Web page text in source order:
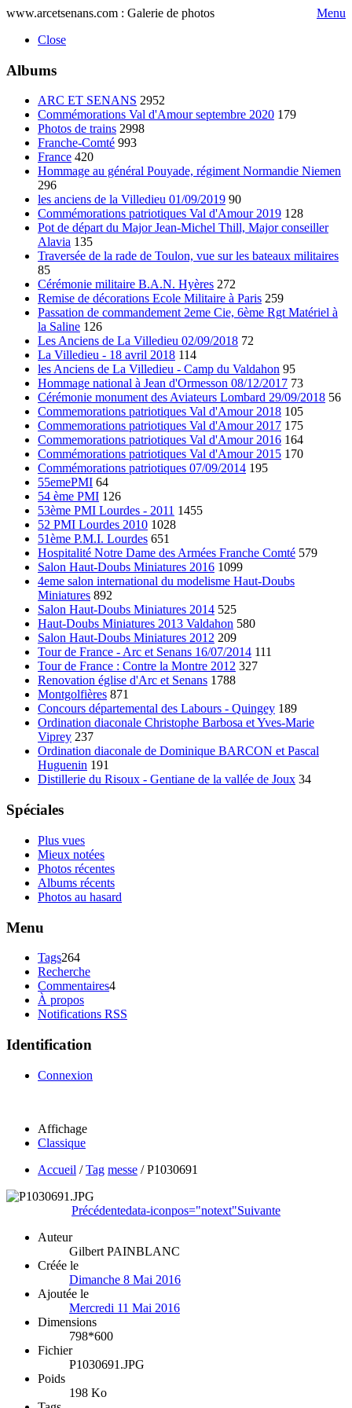
www.arcetsenans.com : Galerie de photos
Menu
Close
Albums
ARC ET SENANS 2952
Commémorations Val d'Amour septembre 2020 179
Photos de trains 2998
Franche-Comté 993
France 420
Hommage au général Pouyade, régiment Normandie Niemen
296
les anciens de la Villedieu 01/09/2019 90
Commémorations patriotiques Val d'Amour 2019 128
Pot de départ du Major Jean-Michel Thill, Major conseiller
Alavia 135
Traversée de la rade de Toulon, vue sur les bateaux militaires
85
Cérémonie militaire B.A.N. Hyères 272
Remise de décorations Ecole Militaire à Paris 259
Passation de commandement 2eme Cie, 6ème Rgt Matériel à
la Saline 126
Les Anciens de La Villedieu 02/09/2018 72
La Villedieu - 18 avril 2018 114
les Anciens de La Villedieu - Camp du Valdahon 95
Hommage national à Jean d'Ormesson 08/12/2017 73
Cérémonie monument des Aviateurs Lombard 29/09/2018 56
Commemorations patriotiques Val d'Amour 2018 105
Commemorations patriotiques Val d'Amour 2017 175
Commemorations patriotiques Val d'Amour 2016 164
Commémorations patriotiques Val d'Amour 2015 170
Commémorations patriotiques 07/09/2014 195
55emePMI 64
54 ème PMI 126
53ème PMI Lourdes - 2011 1455
52 PMI Lourdes 2010 1028
51ème P.M.I. Lourdes 651
Hospitalité Notre Dame des Armées Franche Comté 579
Salon Haut-Doubs Miniatures 2016 1099
4eme salon international du modelisme Haut-Doubs
Miniatures 892
Salon Haut-Doubs Miniatures 2014 525
Haut-Doubs Miniatures 2013 Valdahon 580
Salon Haut-Doubs Miniatures 2012 209
Tour de France - Arc et Senans 16/07/2014 111
Tour de France : Contre la Montre 2012 327
Renovation église d'Arc et Senans 1788
Montgolfières 871
Concours départemental des Labours - Quingey 189
Ordination diaconale Christophe Barbosa et Yves-Marie
Viprey 237
Ordination diaconale de Dominique BARCON et Pascal
Huguenin 191
Distillerie du Risoux - Gentiane de la vallée de Joux 34
Spéciales
Plus vues
Mieux notées
Photos récentes
Albums récents
Photos au hasard
Menu
Tags264
Recherche
Commentaires4
À propos
Notifications RSS
Identification
Connexion
Affichage
Classique
Accueil /Tag messe /P1030691
Précédentedata-iconpos="notext"Suivante
Auteur
Gilbert PAINBLANC
Créée le
Dimanche 8 Mai 2016
Ajoutée le
Mercredi 11 Mai 2016
Dimensions
798*600
Fichier
P1030691.JPG
Poids
198 Ko